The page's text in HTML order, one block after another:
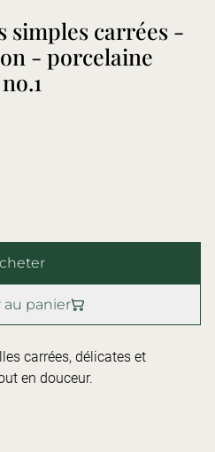
simples carrées -
- porcelaine
au panier
carrées, délicates et
en douceur.